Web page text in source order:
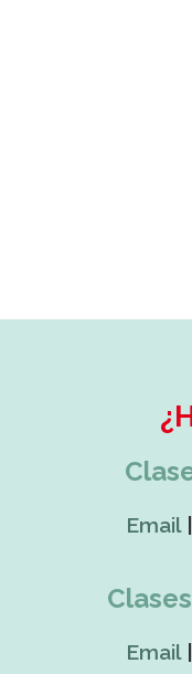
space to
Talking has
team
London and
Email|
Email|